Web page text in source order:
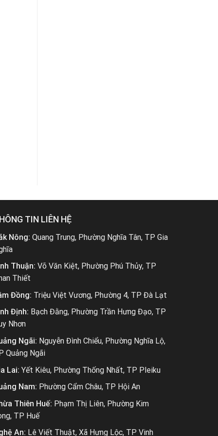
TIN LIÊN HỆ
Nông: Quang Trung, Phường Nghĩa Tân, TP Gia
Thuận: Võ Văn Kiệt, Phường Phú Thủy, TP
Thiết
Đồng: Triệu Việt Vương, Phường 4, TP Đà Lạt
Định: Bạch Đằng, Phường Trần Hưng Đạo, TP
Nhơn
Ngãi: Nguyễn Đình Chiểu, Phường Nghĩa Lộ,
Quảng Ngãi
Lai: Yết Kiêu, Phường Thống Nhất, TP Pleiku
Nam: Phường Cẩm Châu, TP Hội An
Thiên Huế: Phạm Thị Liên, Phường Kim
TP Huế
An: Lê Viết Thuật, Xã Hưng Lộc, TP Vinh